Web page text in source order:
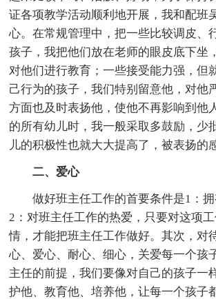
证各项教学活动顺利地开展，我和配班
心。在常规管理中，把一些比较调皮、
孩子，我把他们放在老师的眼皮底下坐
对他们进行教育；一些接受能力强，但
己行为的孩子，我们特别留意他，对他
方面也及时表扬他，使他不再影响到他
的所有幼儿时，我一般采取多鼓励，少
儿的积极性也就大大提高了，被表扬的
二、爱心
做好班主任工作的首要条件是1：拥
2：对班主任工作的热爱，只要对这项
情，才能把班主任工作做好。其次，对
心、爱心、耐心、细心，关爱每一个孩
主任的前提，我们要像对自己的孩子一
护他、教育他、培养他，让每一个孩子